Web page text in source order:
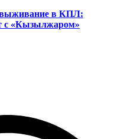
выживание в КПЛ:
с «Кызылжаром»